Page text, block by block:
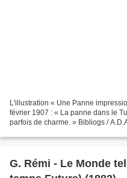
L'illustration « Une Panne
février 1907 : « La panne dans le
parfois de charme. » Bibliogs /
G. Rémi - Le Monde